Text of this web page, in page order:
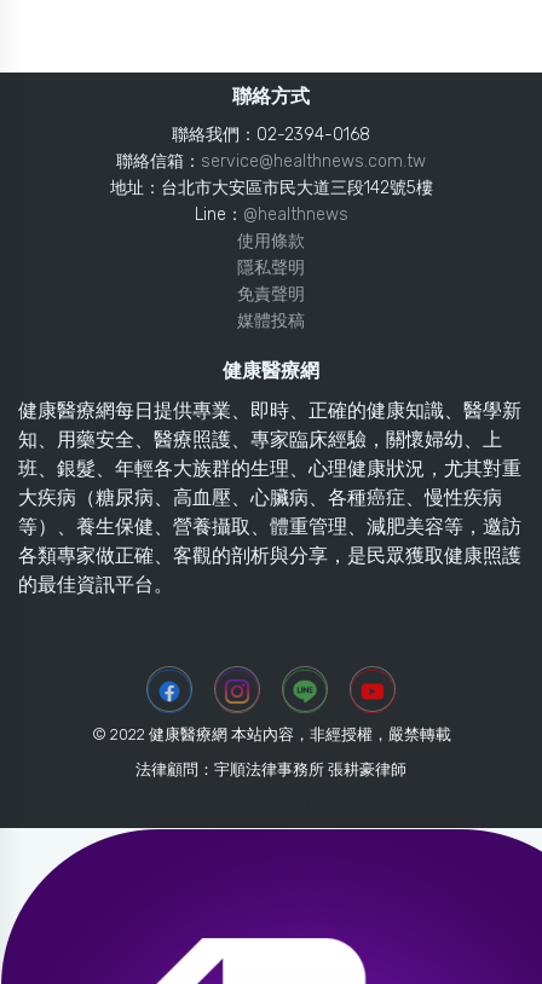
聯絡方式
聯絡我們：02-2394-0168
聯絡信箱： service@healthnews.com.tw
地址：台北市大安區市民大道三段142號5樓
Line： @healthnews
使用條款
隱私聲明
免責聲明
媒體投稿
健康醫療網
健康醫療網每日提供專業、即時、正確的健康知識、醫學新
知、用藥安全、醫療照護、專家臨床經驗，關懷婦幼、上
班、銀髮、年輕各大族群的生理、心理健康狀況，尤其對重
大疾病（糖尿病、高血壓、心臟病、各種癌症、慢性疾病
等）、養生保健、營養攝取、體重管理、減肥美容等，邀訪
各類專家做正確、客觀的剖析與分享，是民眾獲取健康照護
的最佳資訊平台。
© 2022 健康醫療網 本站內容，非經授權，嚴禁轉載
法律顧問：宇順法律事務所 張耕豪律師